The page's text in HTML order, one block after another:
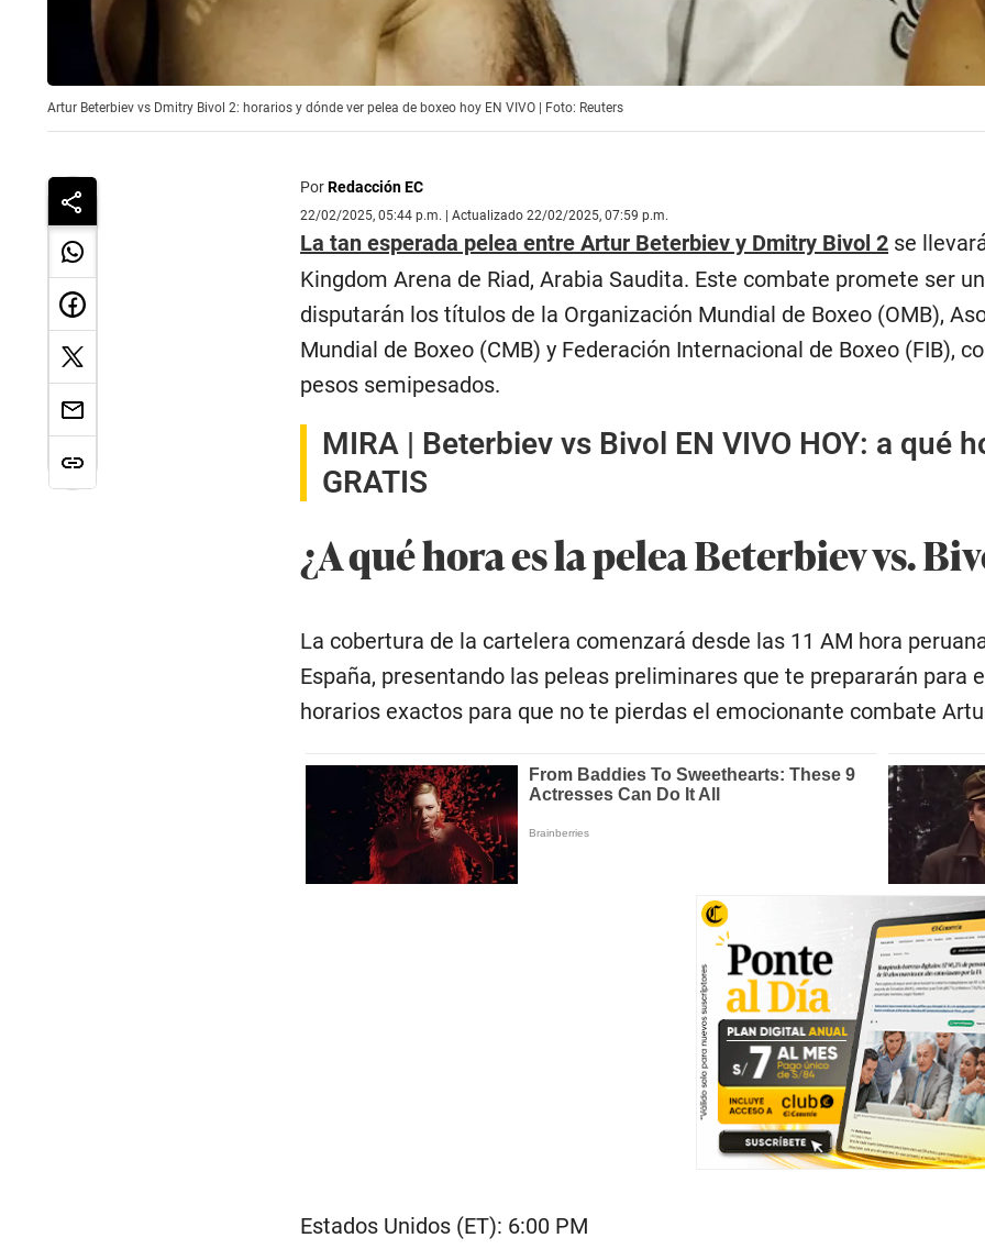
Artur Beterbiev vs Dmitry Bivol 2: horarios y dónde ver pelea de boxeo hoy EN VIVO | Foto: Reuters
PorRedacción EC
22/02/2025, 05:44 p.m. | Actualizado 22/02/2025, 07:59 p.m.
La tan esperada pelea entre Artur Beterbiev y Dmitry Bivol 2 se
Kingdom Arena de Riad, Arabia Saudita. Este combate promete ser
disputarán los títulos de la Organización Mundial de Boxeo (OMB),
Mundial de Boxeo (CMB) y Federación Internacional de Boxeo (FIB),
pesos semipesados.
MIRA | Beterbiev vs Bivol EN VIVO HOY: a qué
GRATIS
¿A qué hora es la pelea Beterbiev vs.
La cobertura de la cartelera comenzará desde las 11 AM hora
España, presentando las peleas preliminares que te prepararán
horarios exactos para que no te pierdas el emocionante combate
Estados Unidos (ET): 6:00 PM